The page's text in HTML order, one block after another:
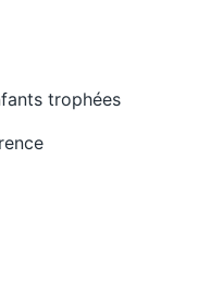
trophées